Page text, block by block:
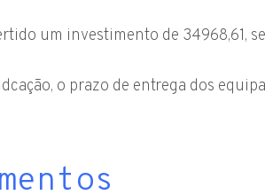
um investimento de 34968,61,
o prazo de entrega dos